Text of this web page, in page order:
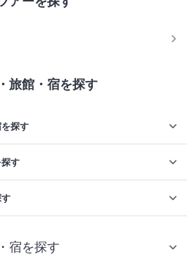
旅館・宿を探す
探す
す
宿を探す